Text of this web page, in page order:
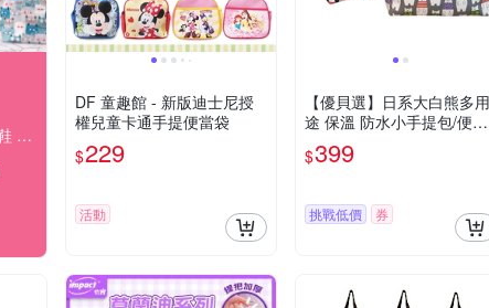
8/1-8/9 婦幼玩具童裝鞋 指定品滿999折100
DF 童趣館 - 新版迪士尼授
權兒童卡通手提便當袋
$229
活動
【優貝選】日系大白熊多用
途 保溫 防水小手提包/便當
袋/午餐提包(2色)
$399
挑戰低價 券